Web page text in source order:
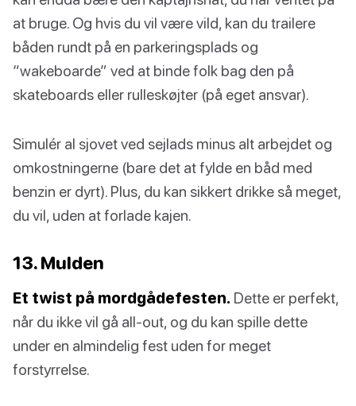
at bruge. Og hvis du vil være vild, kan du trailere
båden rundt på en parkeringsplads og
“wakeboarde” ved at binde folk bag den på
skateboards eller rulleskøjter (på eget ansvar).
Simulér al sjovet ved sejlads minus alt arbejdet og
omkostningerne (bare det at fylde en båd med
benzin er dyrt). Plus, du kan sikkert drikke så meget,
du vil, uden at forlade kajen.
13. Mulden
Et twist på mordgådefesten. Dette er perfekt,
når du ikke vil gå all-out, og du kan spille dette
under en almindelig fest uden for meget
forstyrrelse.